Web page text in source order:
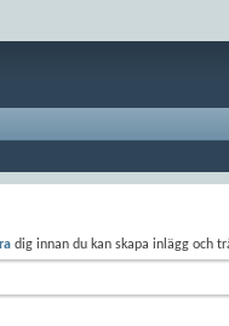
dig innan du kan skapa inlägg och